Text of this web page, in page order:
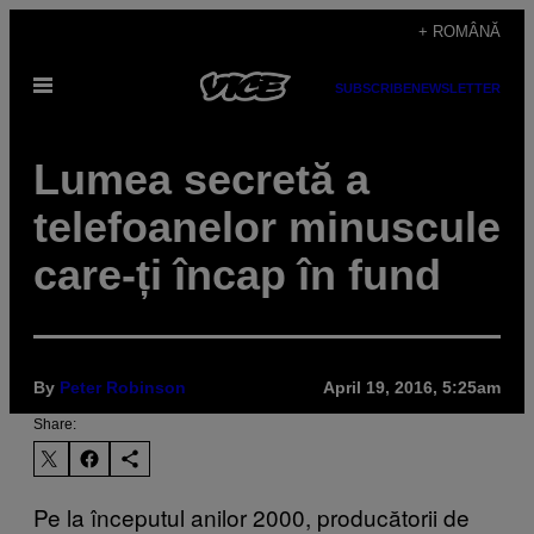
content
+ ROMÂNĂ
Open
SUBSCRIBENEWSLETTER
​Lumea secretă a
telefoanelor minuscule
care-ți încap în fund
By Peter Robinson April 19, 2016, 5:25am
Share:
Pe la începutul anilor 2000, producătorii de